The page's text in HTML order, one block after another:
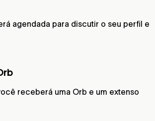
agendada para discutir o seu perfil e
receberá uma Orb e um extenso